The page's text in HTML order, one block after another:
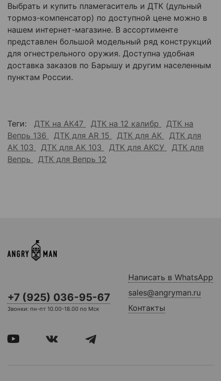
Выбрать и купить пламегаситель и ДТК (дульный
тормоз-компенсатор) по доступной цене можно в
нашем интернет-магазине. В ассортименте
представлен большой модельный ряд конструкций
для огнестрельного оружия. Доступна удобная
доставка заказов по Барышу и другим населенным
пунктам России.
Теги: ДТК на АК47 ДТК на 12 калибр
ДТК на
Вепрь 136
ДТК для AR 15 ДТК для АК
ДТК для
АК 103
ДТК для АК 103 ДТК для АКСУ
ДТК для
Вепрь
ДТК для Вепрь 12
+7 (925) 036-95-67
Звонки: пн-пт 10.00-18.00 по Мск
Написать в WhatsApp
sales@angryman.ru
Контакты